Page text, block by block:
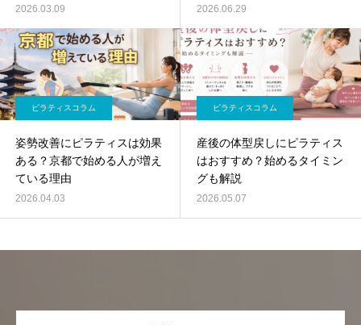
2026.03.09
し
2026.06.29
ピラティスコラム
姿勢改善にピラティスは効果
ある？京都で始める人が増え
ている理由
2026.04.03
ピラティスコラム
産後の体型戻しにピラティス
はおすすめ？始めるタイミン
グも解説
2026.05.07